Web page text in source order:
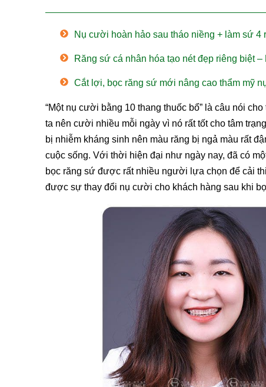
Nụ cười hoàn hảo sau tháo niềng + làm sứ 4
Răng sứ cá nhân hóa tạo nét đẹp riêng biệt
Cắt lợi, bọc răng sứ mới nâng cao thẩm mỹ
“Một nụ cười bằng 10 thang thuốc bổ” là câu nói
ta nên cười nhiều mỗi ngày vì nó rất tốt cho tâm
bị nhiễm kháng sinh nên màu răng bị ngả màu rất
cuộc sống. Với thời hiện đại như ngày nay, đã có
bọc răng sứ được rất nhiều người lựa chọn để cải
được sự thay đổi nụ cười cho khách hàng sau khi